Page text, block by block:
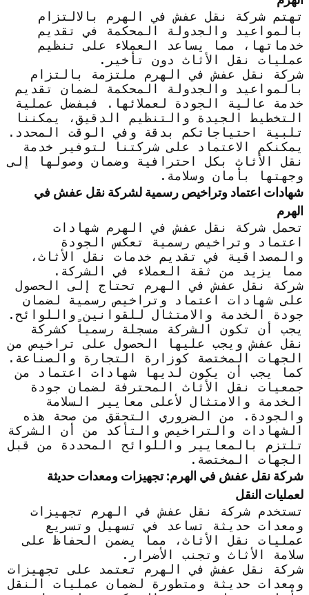
تهتم شركة نقل عفش في الهرم بالالتزام
بالمواعيد والجدولة المحكمة في تقديم
خدماتها، مما يساعد العملاء على تنظيم
عمليات نقل الأثاث دون تأخير.
شركة نقل عفش في الهرم ملتزمة بالتزام
بالمواعيد والجدولة المحكمة لضمان تقديم
خدمة عالية الجودة لعملائها. فبفضل عملية
التخطيط الجيدة والتنظيم الدقيق، يمكننا
تلبية احتياجاتكم بدقة وفي الوقت المحدد.
يمكنكم الاعتماد على شركتنا لتوفير خدمة
نقل الأثاث بكل احترافية وضمان وصولها إلى
وجهتها بأمان وسلامة.
شهادات اعتماد وتراخيص رسمية لشركة نقل عفش في
الهرم
تحمل شركة نقل عفش في الهرم شهادات
اعتماد وتراخيص رسمية تعكس الجودة
والمصداقية في تقديم خدمات نقل الأثاث،
مما يزيد من ثقة العملاء في الشركة.
شركة نقل عفش في الهرم تحتاج إلى الحصول
على شهادات اعتماد وتراخيص رسمية لضمان
جودة الخدمة والامتثال للقوانين واللوائح.
يجب أن تكون الشركة مسجلة رسمياً كشركة
نقل عفش ويجب عليها الحصول على تراخيص من
الجهات المختصة كوزارة التجارة والصناعة.
كما يجب أن يكون لديها شهادات اعتماد من
جمعيات نقل الأثاث المحترفة لضمان جودة
الخدمة والامتثال لأعلى معايير السلامة
والجودة. من الضروري التحقق من صحة هذه
الشهادات والتراخيص والتأكد من أن الشركة
تلتزم بالمعايير واللوائح المحددة من قبل
الجهات المختصة.
شركة نقل عفش في الهرم: تجهيزات ومعدات حديثة
لعمليات النقل
تستخدم شركة نقل عفش في الهرم تجهيزات
ومعدات حديثة تساعد في تسهيل وتسريع
عمليات نقل الأثاث، مما يضمن الحفاظ على
سلامة الأثاث وتجنب الأضرار.
شركة نقل عفش في الهرم تعتمد على تجهيزات
ومعدات حديثة ومتطورة لضمان عمليات النقل